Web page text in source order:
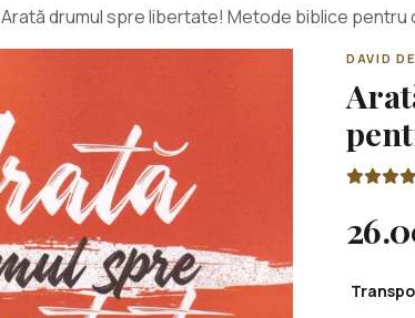
Arată drumul spre libertate! Metode biblice
DAVID